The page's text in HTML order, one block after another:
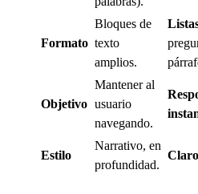
Formato
Bloques de
texto
amplios.
Objetivo
Mantener al
usuario
navegando.
Estilo
Narrativo, en
profundidad.